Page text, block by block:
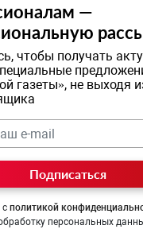
—
чтобы получать
газеты», не выходя
Подписаться
политикой
персональных